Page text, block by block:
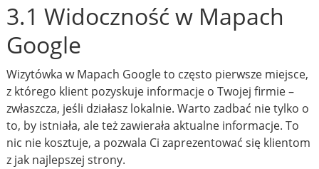
3.1 Widoczność w Mapach
Google
Wizytówka w Mapach Google to często pierwsze miejsce,
z którego klient pozyskuje informacje o Twojej firmie –
zwłaszcza, jeśli działasz lokalnie. Warto zadbać nie tylko o
to, by istniała, ale też zawierała aktualne informacje. To
nic nie kosztuje, a pozwala Ci zaprezentować się klientom
z jak najlepszej strony.